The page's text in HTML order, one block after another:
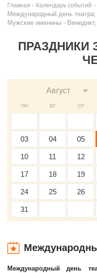
Главная - Календарь событий -
Международный день
Мужские именины -
ПРАЗДНИКИ
ПН ВТ СР
03 04 05
10 11 12
17 18 19
24 25 26
31
Международный день